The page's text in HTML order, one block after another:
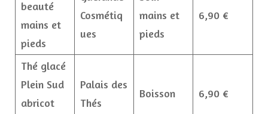
beauté
mains et
pieds
Cosmétiq
ues
mains et
pieds
6,90 €
Thé glacé
Plein Sud
abricot
Palais des
Thés
Boisson 6,90 €